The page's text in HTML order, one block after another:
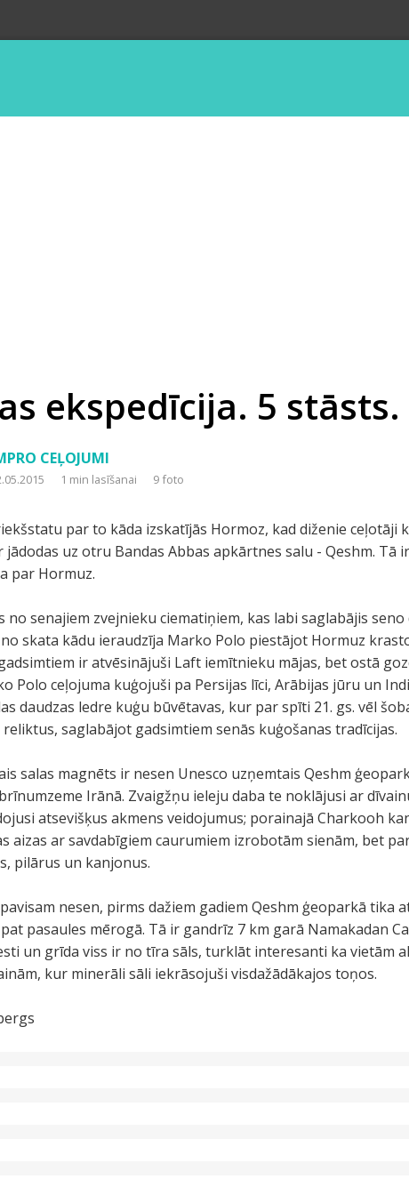
ekspedīcija. 5
CEĻOJUMI
1 min lasīšanai 9 foto
par to kāda izskatījās Hormoz, kad diženie
jādodas uz otru Bandas Abbas apkārtnes salu - Qeshm. Tā
par Hormuz.
no senajiem zvejnieku ciematiņiem, kas labi saglabājis
skata kādu ieraudzīja Marko Polo piestājot Hormuz
ir atvēsinājuši Laft iemītnieku mājas, bet ostā
Polo ceļojuma kuģojuši pa Persijas līci, Arābijas jūru un
daudzas ledre kuģu būvētavas, kur par spīti 21. gs. vēl
saglabājot gadsimtiem senās kuģošanas tradīcijas.
salas magnēts ir nesen Unesco uzņemtais Qeshm
Irānā. Zvaigžņu ieleju daba te noklājusi ar
atsevišķus akmens veidojumus; porainajā Charkooh
aizas ar savdabīgiem caurumiem izrobotām sienām, bet
pilārus un kanjonus.
nesen, pirms dažiem gadiem Qeshm ģeoparkā tika
pasaules mērogā. Tā ir gandrīz 7 km garā Namakadan
un grīda viss ir no tīra sāls, turklāt interesanti ka vietām
kur minerāli sāli iekrāsojuši visdažādākajos toņos.